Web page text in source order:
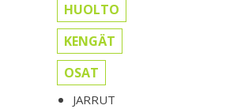
HUOLTO
KENGÄT
OSAT
JARRUT